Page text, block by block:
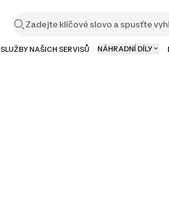
SLUŽBY NAŠICH SERVISŮ NÁHRADNÍ DÍLY